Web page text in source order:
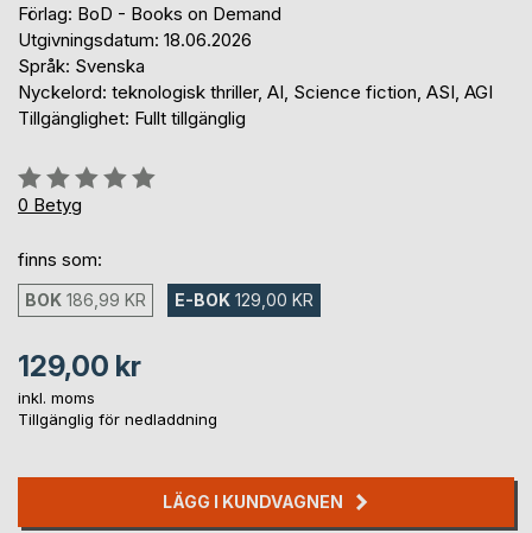
Förlag: BoD - Books on Demand
Utgivningsdatum: 18.06.2026
Språk: Svenska
Nyckelord: teknologisk thriller, AI, Science fiction, ASI, AGI
Tillgänglighet: Fullt tillgänglig
Betyg::
0%
0 Betyg
finns som:
BOK 186,99 KR E-BOK 129,00 KR
129,00 kr
inkl. moms
Tillgänglig för nedladdning
LÄGG I KUNDVAGNEN